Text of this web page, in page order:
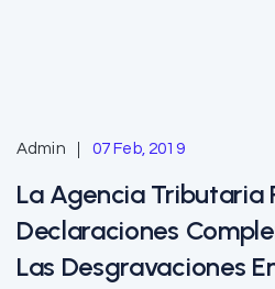
Admin 07 Feb, 2019
La Agencia Tributaria
Declaraciones
Las Desgravaciones